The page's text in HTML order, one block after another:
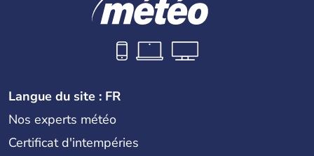
Langue du site : FR
Nos experts météo
Certificat d'intempéries